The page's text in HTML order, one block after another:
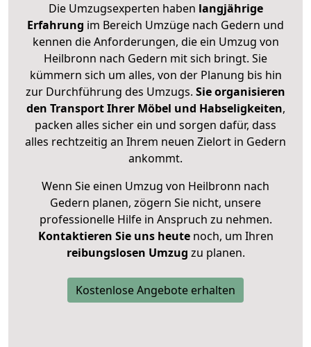
Die Umzugsexperten haben langjährige
Erfahrung im Bereich Umzüge nach Gedern und
kennen die Anforderungen, die ein Umzug von
Heilbronn nach Gedern mit sich bringt. Sie
kümmern sich um alles, von der Planung bis hin
zur Durchführung des Umzugs. Sie organisieren
den Transport Ihrer Möbel und Habseligkeiten,
packen alles sicher ein und sorgen dafür, dass
alles rechtzeitig an Ihrem neuen Zielort in Gedern
ankommt.
Wenn Sie einen Umzug von Heilbronn nach
Gedern planen, zögern Sie nicht, unsere
professionelle Hilfe in Anspruch zu nehmen.
Kontaktieren Sie uns heutenoch, um Ihren
reibungslosen Umzug zu planen.
Kostenlose Angebote erhalten